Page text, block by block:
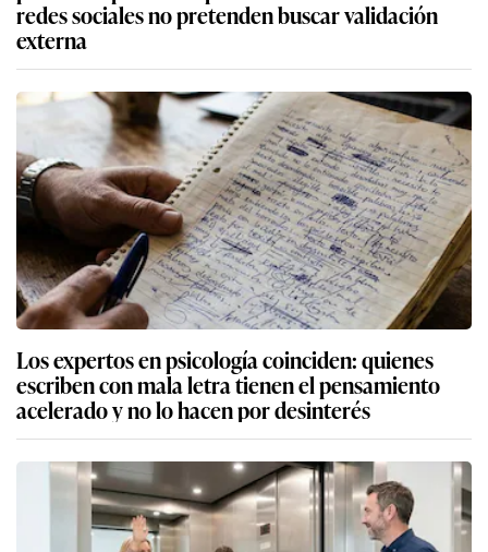
redes sociales no pretenden buscar validación
externa
Los expertos en psicología coinciden: quienes
escriben con mala letra tienen el pensamiento
acelerado y no lo hacen por desinterés